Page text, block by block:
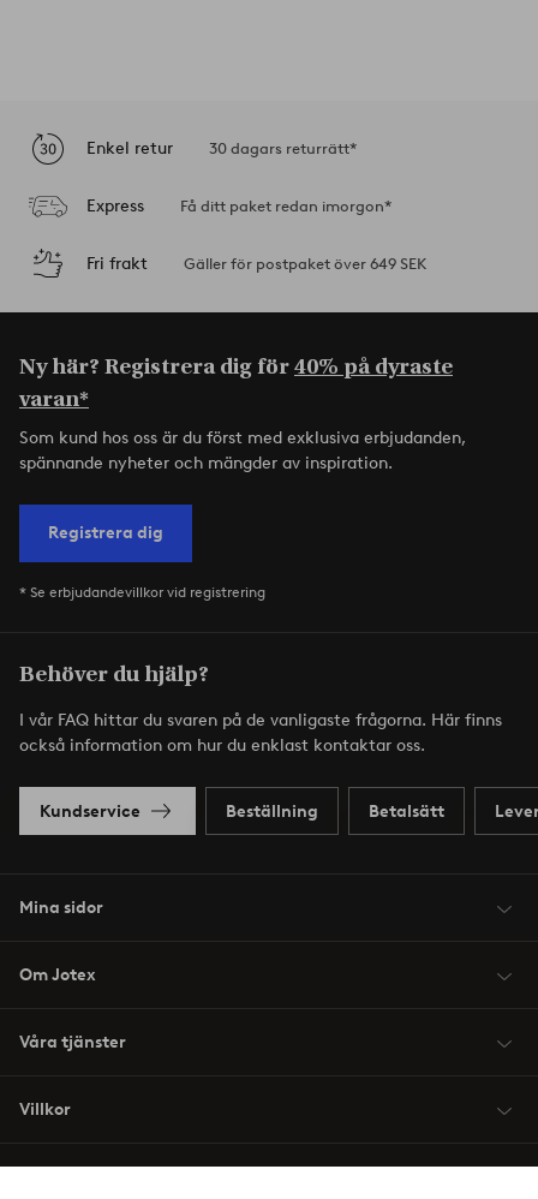
Enkel retur 30 dagars returrätt*
Express Få ditt paket redan imorgon*
Fri frakt Gäller för postpaket över 649 SEK
Ny här? Registrera dig för40% på dyraste
varan*
Som kund hos oss är du först med exklusiva erbjudanden,
spännande nyheter och mängder av inspiration.
Registrera dig
* Se erbjudandevillkor vid registrering
Behöver du hjälp?
I vår FAQ hittar du svaren på de vanligaste frågorna. Här finns
också information om hur du enklast kontaktar oss.
Kundservice Beställning Betalsätt
Mina sidor
Om Jotex
Våra tjänster
Villkor